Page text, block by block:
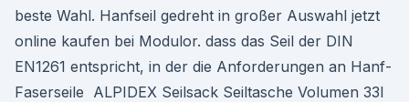
beste Wahl. Hanfseil gedreht in großer Auswahl jetzt
online kaufen bei Modulor. dass das Seil der DIN
EN1261 entspricht, in der die Anforderungen an Hanf-
Faserseile ALPIDEX Seilsack Seiltasche Volumen 33l